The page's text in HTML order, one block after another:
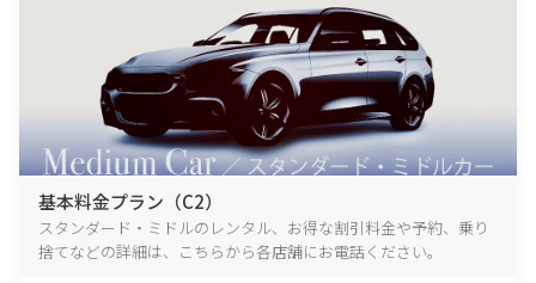
基本料金プラン（C2）
スタンダード・ミドルのレンタル、お得な割引料金や予約、乗り
捨てなどの詳細は、こちらから各店舗にお電話ください。